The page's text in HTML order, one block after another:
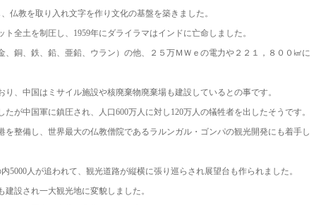
仏教を取り入れ文字を作り文化の基盤を築きました。
全土を制圧し、1959年にダライラマはインドに亡命しました。
、銅、鉄、鉛、亜鉛、ウラン）の他、２５万ＭＷｅの電力や２２１，８００㎢に
、中国はミサイル施設や核廃棄物廃棄場も建設しているとの事です。
が中国軍に鎮圧され、人口600万人に対し120万人の犠牲者を出したそうです。
整備し、世界最大の仏教僧院であるラルンガル・ゴンパの観光開発にも着手し
5000人が追われて、観光道路が縦横に張り巡らされ展望台も作られました。
設され一大観光地に変貌しました。